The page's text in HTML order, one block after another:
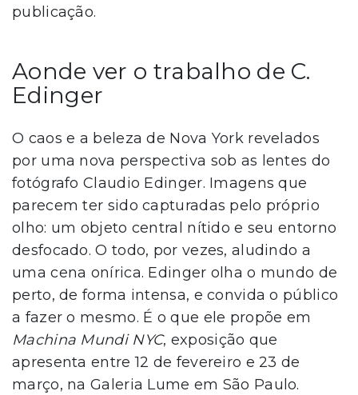
publicação.
Aonde ver o trabalho de C.
Edinger
O caos e a beleza de Nova York revelados
por uma nova perspectiva sob as lentes do
fotógrafo Claudio Edinger. Imagens que
parecem ter sido capturadas pelo próprio
olho: um objeto central nítido e seu entorno
desfocado. O todo, por vezes, aludindo a
uma cena onírica. Edinger olha o mundo de
perto, de forma intensa, e convida o público
a fazer o mesmo. É o que ele propõe em
Machina Mundi NYC, exposição que
apresenta entre 12 de fevereiro e 23 de
março, na Galeria Lume em São Paulo.